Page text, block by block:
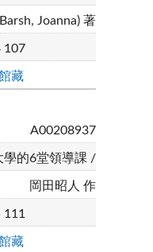
Joanna) 著
107
藏
A00208937
學的6堂領導課 /
岡田昭人 作
111
藏